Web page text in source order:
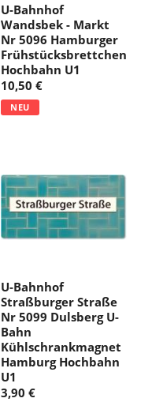
U-Bahnhof
Wandsbek - Markt
Nr 5096 Hamburger
Frühstücksbrettchen
Hochbahn U1
10,50 €
NEU
U-Bahnhof
Straßburger Straße
Nr 5099 Dulsberg U-
Bahn
Kühlschrankmagnet
Hamburg Hochbahn
U1
3,90 €